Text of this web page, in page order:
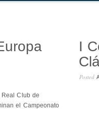
Real Club de
el Campeonato
I
Posted